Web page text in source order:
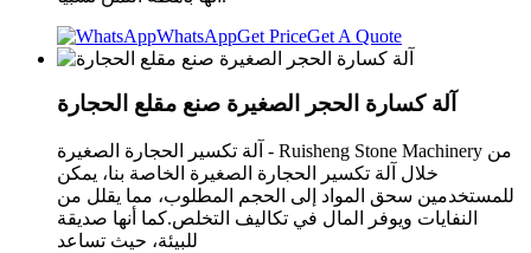
WhatsAppGet PriceGet A Quote
آلة كسارة الحجر الصغيرة صنع مقلع الحجارة
آلة تكسير الحجارة الصغيرة - Ruisheng Stone Machinery من
خلال آلة تكسير الحجارة الصغيرة الخاصة بنا، يمكن
للمستخدمين سحق المواد إلى الحجم المطلوب، مما يقلل من
النفايات ويوفر المال في تكاليف التخلص.كما أنها صديقة
للبيئة، حيث تساعد